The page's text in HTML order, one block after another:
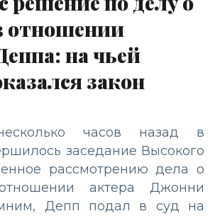
отношении
на чьей
закон
часов назад в
заседание Высокого
рассмотрению дела о
актера Джонни
Депп подал в суд на